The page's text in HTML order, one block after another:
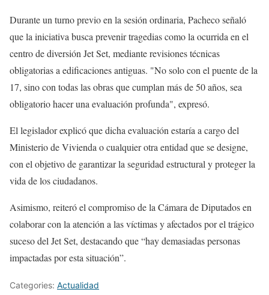
Durante un turno previo en la sesión ordinaria, Pacheco señaló
que la iniciativa busca prevenir tragedias como la ocurrida en el
centro de diversión Jet Set, mediante revisiones técnicas
obligatorias a edificaciones antiguas. "No solo con el puente de la
17, sino con todas las obras que cumplan más de 50 años, sea
obligatorio hacer una evaluación profunda", expresó.
El legislador explicó que dicha evaluación estaría a cargo del
Ministerio de Vivienda o cualquier otra entidad que se designe,
con el objetivo de garantizar la seguridad estructural y proteger la
vida de los ciudadanos.
Asimismo, reiteró el compromiso de la Cámara de Diputados en
colaborar con la atención a las víctimas y afectados por el trágico
suceso del Jet Set, destacando que “hay demasiadas personas
impactadas por esta situación”.
Categories: Actualidad